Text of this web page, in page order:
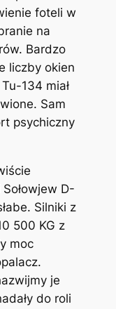
foteli w
na
Bardzo
liczby okien
134 miał
Sam
psychiczny
D-
Silniki z
500 KG z
moc
je
do roli